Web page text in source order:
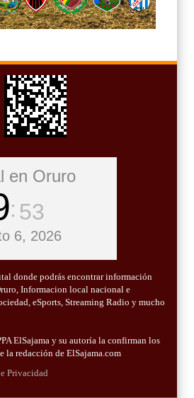
en Oruro
54
6, 2026
donde podrás encontrar información
Informacion local nacional e
eSports, Streaming Radio y mucho
ElSajama y su autoría la confirman los
la redacción de ElSajama.com
Privacidad